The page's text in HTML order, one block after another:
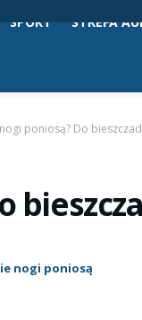
SPORT STREFA
poniosą? Do
nogi poniosą